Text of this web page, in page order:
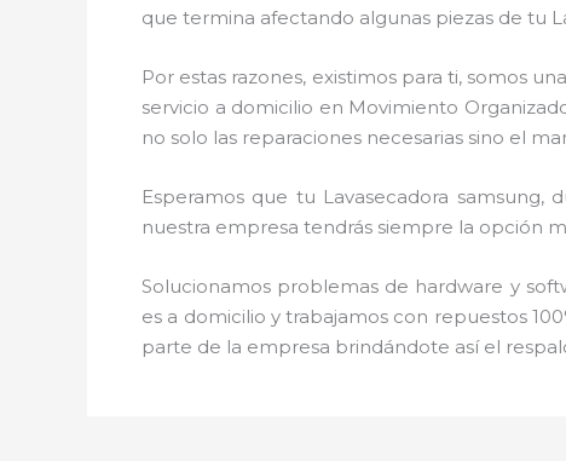
que termina afectando algunas piezas de tu
Por estas razones, existimos para ti, somos
servicio a domicilio en Movimiento
no solo las reparaciones necesarias sino el
Esperamos que tu Lavasecadora
nuestra empresa tendrás siempre la opción
Solucionamos problemas de hardware y
es a domicilio y trabajamos con repuestos
parte de la empresa brindándote así el